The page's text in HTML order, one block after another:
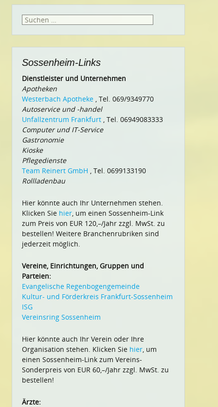
Suchen
Sossenheim-Links
Dienstleister und Unternehmen
Apotheken
Westerbach Apotheke , Tel. 069/9349770
Autoservice und -handel
Unfallzentrum Frankfurt , Tel. 06949083333
Computer und IT-Service
Gastronomie
Kioske
Pflegedienste
Team Reinert GmbH , Tel. 0699133190
Rollladenbau
Hier könnte auch Ihr Unternehmen stehen.
Klicken Sie hier, um einen Sossenheim-Link
zum Preis von EUR 120,–/Jahr zzgl. MwSt. zu
bestellen! Weitere Branchenrubriken sind
jederzeit möglich.
Vereine, Einrichtungen, Gruppen und
Parteien:
Evangelische Regenbogengemeinde
Kultur- und Förderkreis Frankfurt-Sossenheim
ISG
Vereinsring Sossenheim
Hier könnte auch Ihr Verein oder Ihre
Organisation stehen. Klicken Sie hier, um
einen Sossenheim-Link zum Vereins-
Sonderpreis von EUR 60,–/Jahr zzgl. MwSt. zu
bestellen!
Ärzte: